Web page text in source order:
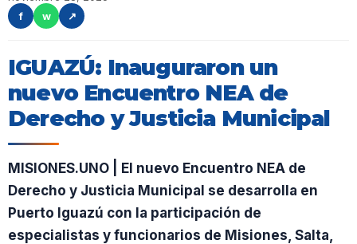
f
w ↗
IGUAZÚ: Inauguraron un
nuevo Encuentro NEA de
Derecho y Justicia Municipal
MISIONES.UNO | El nuevo Encuentro NEA de
Derecho y Justicia Municipal se desarrolla en
Puerto Iguazú con la participación de
especialistas y funcionarios de Misiones, Salta,